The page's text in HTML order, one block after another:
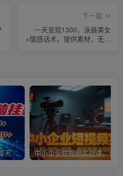
下一篇
一天变现1300，泳装美女
+情感话术，提供素材，无脑
星影汇最新电脑挂机单机每天300+团队管道收益轻松日入1000+